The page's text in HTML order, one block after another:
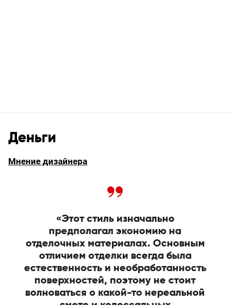
Деньги
Мнение дизайнера
«Этот стиль изначально
предполагал экономию на
отделочных материалах. Основным
отличием отделки всегда была
естественность и необработанность
поверхностей, поэтому не стоит
волноваться о какой-то нереальной